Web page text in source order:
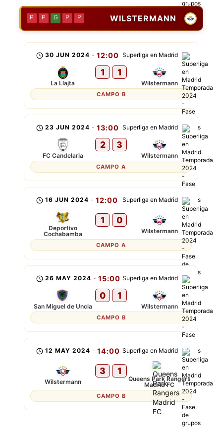
WILSTERMANN
P P G P P
Superliga en Madrid
30 JUN 2024 - 12:00
La Llajta
1 1
Wilstermann
CAMPO B
Superliga en Madrid
23 JUN 2024 - 13:00
FC Candelaria
2 3
Wilstermann
CAMPO A
Superliga en Madrid
16 JUN 2024 - 12:00
Deportivo
Cochabamba
1 0
Wilstermann
CAMPO A
Superliga en Madrid
26 MAY 2024 - 15:00
San Miguel de Uncia
0 1
Wilstermann
CAMPO B
Superliga en Madrid
12 MAY 2024 - 14:00
Wilstermann
3 1
Queens Park Rangers
Madrid FC
CAMPO B